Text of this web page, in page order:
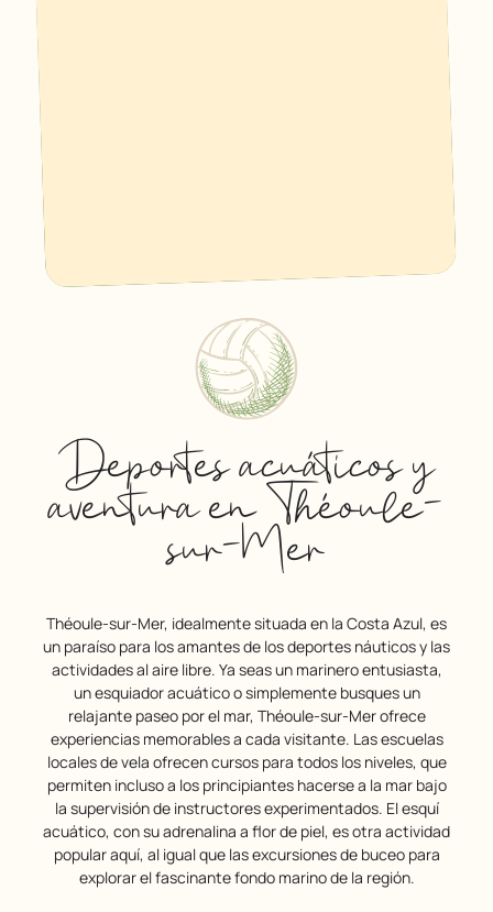
Deportes acuáticos y
aventura en Théoule-
sur-Mer
Théoule-sur-Mer, idealmente situada en la Costa Azul, es
un paraíso para los amantes de los deportes náuticos y las
actividades al aire libre. Ya seas un marinero entusiasta,
un esquiador acuático o simplemente busques un
relajante paseo por el mar, Théoule-sur-Mer ofrece
experiencias memorables a cada visitante. Las escuelas
locales de vela ofrecen cursos para todos los niveles, que
permiten incluso a los principiantes hacerse a la mar bajo
la supervisión de instructores experimentados. El esquí
acuático, con su adrenalina a flor de piel, es otra actividad
popular aquí, al igual que las excursiones de buceo para
explorar el fascinante fondo marino de la región.